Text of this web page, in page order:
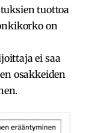
tuottoa
on
ei saa
osakkeiden